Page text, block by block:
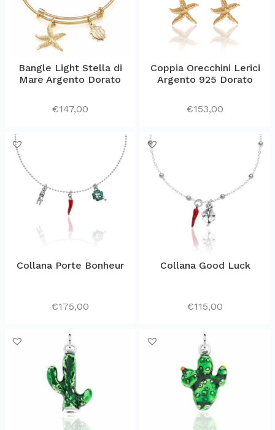
Bangle Light Stella di
Mare Argento Dorato
€147,00
Coppia Orecchini Lerici
Argento 925 Dorato
€153,00
Collana Porte Bonheur
€175,00
Collana Good Luck
€115,00